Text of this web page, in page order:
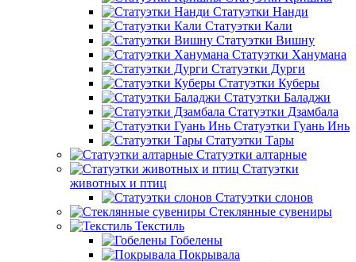
Статуэтки Нанди
Статуэтки Кали
Статуэтки Вишну
Статуэтки Ханумана
Статуэтки Дурги
Статуэтки Куберы
Статуэтки Баладжи
Статуэтки Дзамбала
Статуэтки Гуань Инь
Статуэтки Тары
Статуэтки алтарные
Статуэтки
животных и птиц
Статуэтки слонов
Стеклянные сувениры
Текстиль
Гобелены
Покрывала